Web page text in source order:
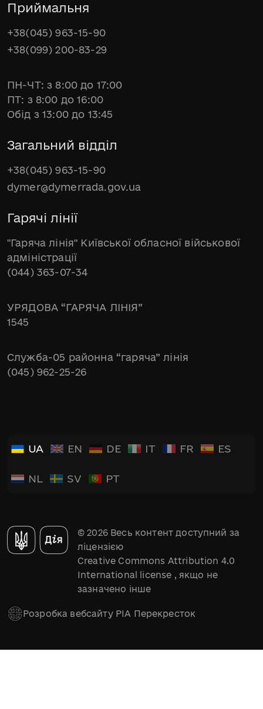
Приймальня
+38(045) 963-15-90
+38(099) 200-83-29
ПН-ЧТ: з 8:00 до 17:00
ПТ: з 8:00 до 16:00
Обід з 13:00 до 13:45
Загальний відділ
+38(045) 963-15-90
dymer@dymerrada.gov.ua
Гарячі лінії
"Гаряча лінія" Київської обласної військової
адміністрації
(044) 363-07-34
УРЯДОВА “ГАРЯЧА ЛІНІЯ”
1545
Служба-05 районна “гаряча” лінія
(045) 962-25-26
UA EN DE IT FR ES
NL SV PT
© 2026 Весь контент доступний за
ліцензією
Creative Commons Attribution 4.0
International license , якщо не
зазначено інше
Розробка вебсайту РІА Перекресток